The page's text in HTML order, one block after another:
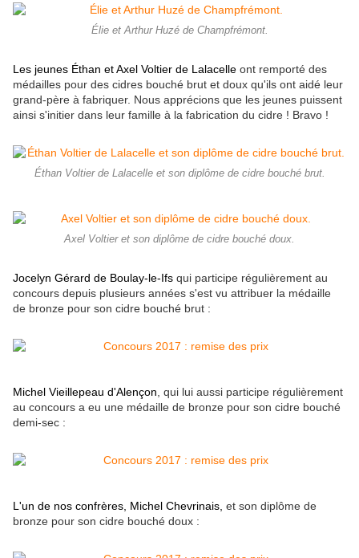
Élie et Arthur Huzé de Champfrémont.
Les jeunes Éthan et Axel Voltier de Lalacelle ont remporté des
médailles pour des cidres bouché brut et doux qu'ils ont aidé leur
grand-père à fabriquer. Nous apprécions que les jeunes puissent
ainsi s'initier dans leur famille à la fabrication du cidre ! Bravo !
Éthan Voltier de Lalacelle et son diplôme de cidre bouché brut.
Axel Voltier et son diplôme de cidre bouché doux.
Jocelyn Gérard de Boulay-le-Ifs qui participe régulièrement au
concours depuis plusieurs années s'est vu attribuer la médaille
de bronze pour son cidre bouché brut :
Michel Vieillepeau d'Alençon , qui lui aussi participe régulièrement
au concours a eu une médaille de bronze pour son cidre bouché
demi-sec :
L'un de nos confrères, Michel Chevrinais, et son diplôme de
bronze pour son cidre bouché doux :